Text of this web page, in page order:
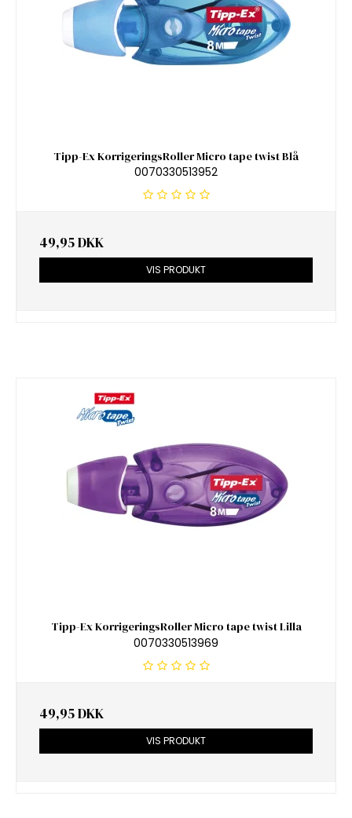
Tipp-Ex KorrigeringsRoller Micro tape twist Blå
0070330513952
49,95 DKK
VIS PRODUKT
Tipp-Ex KorrigeringsRoller Micro tape twist Lilla
0070330513969
49,95 DKK
VIS PRODUKT